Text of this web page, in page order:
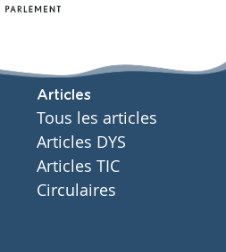
Articles
Tous les articles
Articles DYS
Articles TIC
Circulaires